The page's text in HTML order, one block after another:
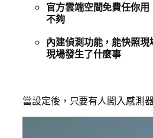
官方雲端空間免費任你
不夠
內建偵測功能，能快照
現場發生了什麼事
當設定後，只要有人闖入感測